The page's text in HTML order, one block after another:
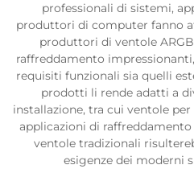
professionali di sistemi,
produttori di computer fanno
produttori di ventole
raffreddamento
requisiti funzionali sia quelli
prodotti li rende adatti a
installazione, tra cui ventole
applicazioni di raffreddamento
ventole tradizionali
esigenze dei moderni